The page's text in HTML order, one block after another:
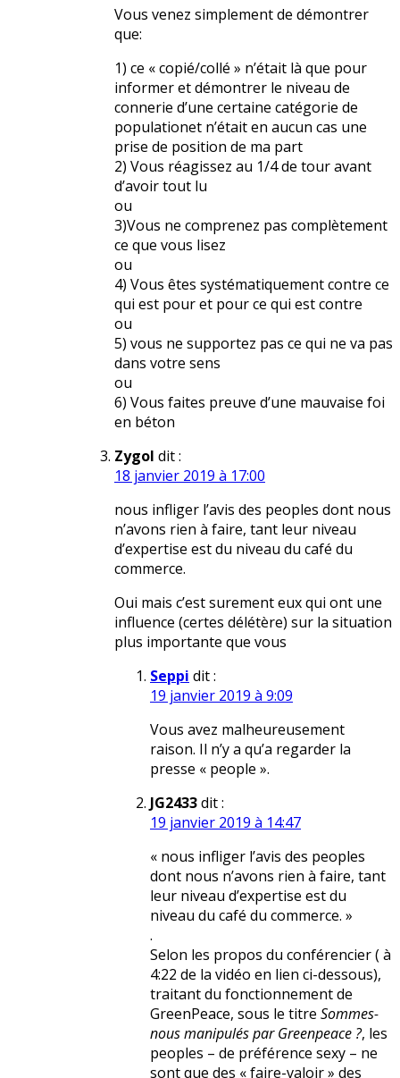
Vous venez simplement de démontrer
que:
1) ce « copié/collé » n’était là que pour
informer et démontrer le niveau de
connerie d’une certaine catégorie de
populationet n’était en aucun cas une
prise de position de ma part
2) Vous réagissez au 1/4 de tour avant
d’avoir tout lu
ou
3)Vous ne comprenez pas complètement
ce que vous lisez
ou
4) Vous êtes systématiquement contre ce
qui est pour et pour ce qui est contre
ou
5) vous ne supportez pas ce qui ne va pas
dans votre sens
ou
6) Vous faites preuve d’une mauvaise foi
en béton
Zygol dit :
18 janvier 2019 à 17:00
nous infliger l’avis des peoples dont nous
n’avons rien à faire, tant leur niveau
d’expertise est du niveau du café du
commerce.
Oui mais c’est surement eux qui ont une
influence (certes délétère) sur la situation
plus importante que vous
Seppi dit :
19 janvier 2019 à 9:09
Vous avez malheureusement
raison. Il n’y a qu’a regarder la
presse « people ».
JG2433dit :
19 janvier 2019 à 14:47
« nous infliger l’avis des peoples
dont nous n’avons rien à faire, tant
leur niveau d’expertise est du
niveau du café du commerce. »
.
Selon les propos du conférencier ( à
4:22 de la vidéo en lien ci-dessous),
traitant du fonctionnement de
GreenPeace, sous le titre Sommes-
nous manipulés par Greenpeace ?, les
peoples – de préférence sexy – ne
sont que des « faire-valoir » des